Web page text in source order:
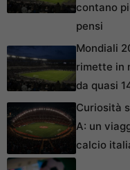
contano
pensi
Mondiali
rimette in
da quasi
Curiosità
A: un
calcio